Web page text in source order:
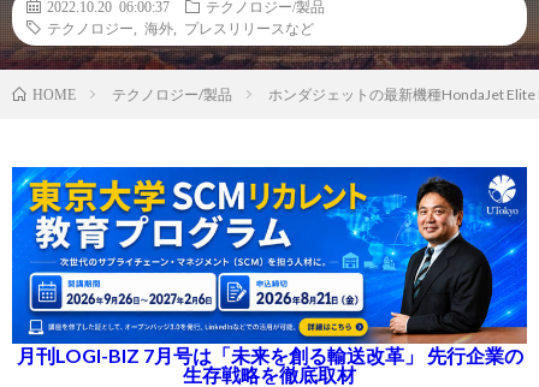
2022.10.20 06:00:37
テクノロジー/製品
テクノロジー
海外 プレスリリースなど
HOME テクノロジー/製品 ホンダジェットの最新機種HondaJet Elite
月刊LOGI-BIZ 7月号は「未来を創る輸送改革」 先行企業の
生存戦略を徹底取材